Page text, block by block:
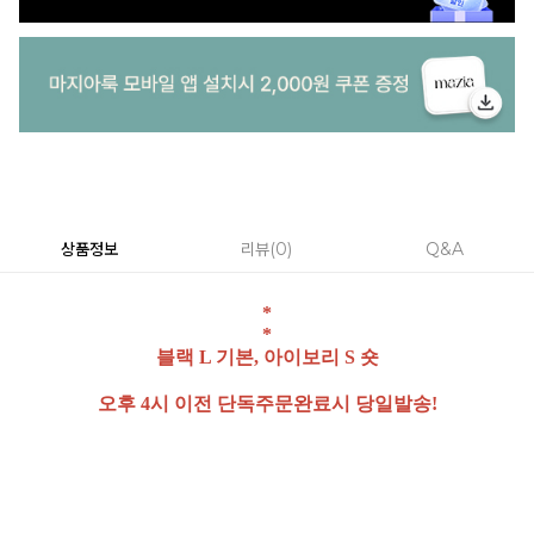
상품정보 리뷰 0 Q&A
*
*
블랙 L 기본, 아이보리 S 숏
오후 4시 이전 단독주문완료시 당일발송!